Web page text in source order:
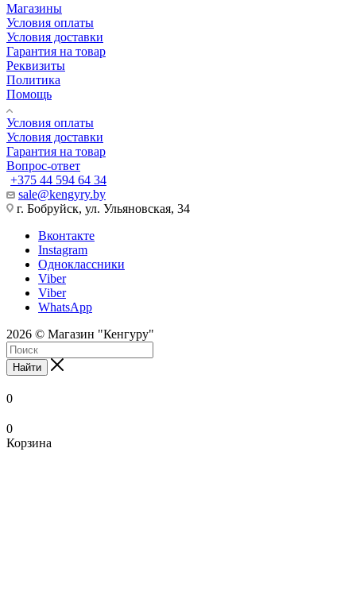
Магазины
Условия оплаты
Условия доставки
Гарантия на товар
Реквизиты
Политика
Помощь
Условия оплаты
Условия доставки
Гарантия на товар
Вопрос-ответ
+375 44 594 64 34
sale@kengyry.by
г. Бобруйск, ул. Ульяновская, 34
Вконтакте
Instagram
Одноклассники
Viber
Viber
WhatsApp
2026 © Магазин "Кенгуру"
Найти
0
0
Корзина